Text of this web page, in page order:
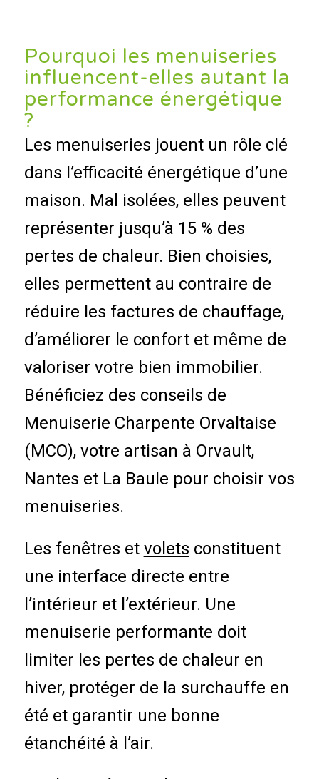
Pourquoi les menuiseries
influencent-elles autant la
performance énergétique
?
Les menuiseries jouent un rôle clé
dans l’efficacité énergétique d’une
maison. Mal isolées, elles peuvent
représenter jusqu’à 15 % des
pertes de chaleur. Bien choisies,
elles permettent au contraire de
réduire les factures de chauffage,
d’améliorer le confort et même de
valoriser votre bien immobilier.
Bénéficiez des conseils de
Menuiserie Charpente Orvaltaise
(MCO), votre artisan à Orvault,
Nantes et La Baule pour choisir vos
menuiseries.
Les fenêtres et volets constituent
une interface directe entre
l’intérieur et l’extérieur. Une
menuiserie performante doit
limiter les pertes de chaleur en
hiver, protéger de la surchauffe en
été et garantir une bonne
étanchéité à l’air.